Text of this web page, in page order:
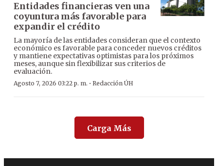
Entidades financieras ven una
coyuntura más favorable para
expandir el crédito
La mayoría de las entidades consideran que el contexto
económico es favorable para conceder nuevos créditos
y mantiene expectativas optimistas para los próximos
meses, aunque sin flexibilizar sus criterios de
evaluación.
Agosto 7, 2026 03:22 p. m. · Redacción ÚH
Carga Más